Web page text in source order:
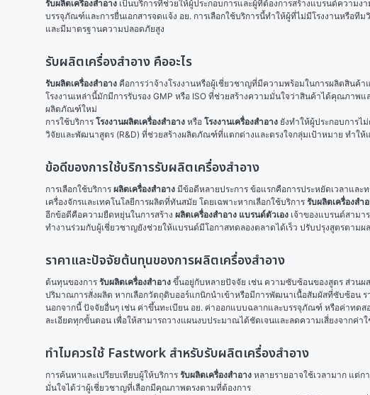
รับผลิตเครื่องสำอาง เป็นบริการที่ช่วยให้ผู้ประกอบการและผู้ที่ต้องการสร้างแบรนด์ความ
บรรจุภัณฑ์และการยื่นเอกสารจดแจ้ง อย. การเลือกใช้บริการนี้ทำให้ผู้ที่ไม่มีโรงงานหรือ
และมีมาตรฐานความปลอดภัยสูง
รับผลิตเครื่องสำอาง คืออะไร
รับผลิตเครื่องสำอาง คือการว่าจ้างโรงงานหรือผู้เชี่ยวชาญที่มีความพร้อมในการผลิตสินค้
โรงงานเหล่านี้มักมีการรับรอง GMP หรือ ISO ที่ช่วยสร้างความมั่นใจว่าสินค้าได้คุณภาพ
ผลิตภัณฑ์ใหม่
การใช้บริการ โรงงานผลิตเครื่องสำอาง หรือ โรงงานเครื่องสำอาง ยังทำให้ผู้ประกอบการไ
วิจัยและพัฒนาสูตร (R&D) ที่ช่วยสร้างผลิตภัณฑ์ที่แตกต่างและตรงใจกลุ่มเป้าหมาย ทำใ
ข้อดีของการใช้บริการรับผลิตเครื่องสำอาง
การเลือกใช้บริการ ผลิตเครื่องสำอาง มีข้อดีหลายประการ ข้อแรกคือการประหยัดเวลาและ
เครื่องจักรและเทคโนโลยีการผลิตที่ทันสมัย โดยเฉพาะหากเลือกใช้บริการ รับผลิตเครื่องสำ
อีกข้อดีคือความยืดหยุ่นในการสร้าง ผลิตเครื่องสำอาง แบรนด์ตัวเอง เจ้าของแบรนด์สามา
ทำงานร่วมกับผู้เชี่ยวชาญยังช่วยให้แบรนด์มีโอกาสทดลองตลาดได้เร็ว ปรับปรุงสูตรตาม
ราคาและปัจจัยต้นทุนของการผลิตเครื่องสำอาง
ต้นทุนของการ รับผลิตเครื่องสำอาง ขึ้นอยู่กับหลายปัจจัย เช่น ความซับซ้อนของสูตร ส่วน
ปริมาณการสั่งผลิต หากเลือกวัตถุดิบออร์แกนิกนำเข้าหรือมีการพัฒนาเนื้อสัมผัสที่ซับซ้อ
นอกจากนี้ ปัจจัยอื่นๆ เช่น ค่าขึ้นทะเบียน อย. ค่าออกแบบฉลากและบรรจุภัณฑ์ หรือค่าทด
ละเอียดทุกขั้นตอน เพื่อให้สามารถวางแผนงบประมาณได้ชัดเจนและลดความเสี่ยงจากค่า
ทำไมควรใช้ Fastwork สำหรับรับผลิตเครื่องสำอาง
การค้นหาและเปรียบเทียบผู้ให้บริการ รับผลิตเครื่องสำอาง หลายรายอาจใช้เวลามาก แต่ก
มั่นใจได้ว่าผู้เชี่ยวชาญที่เลือกมีคุณภาพตรงตามที่ต้องการ